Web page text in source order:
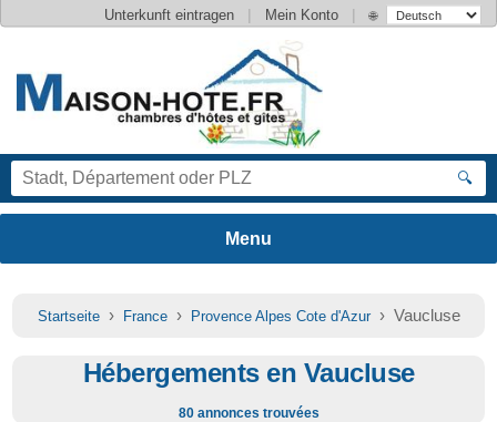
Unterkunft eintragen | Mein Konto | 🌐
🔍
Startseite› France› Provence Alpes Cote d'Azur› Vaucluse
Hébergements en Vaucluse
80 annonces trouvées